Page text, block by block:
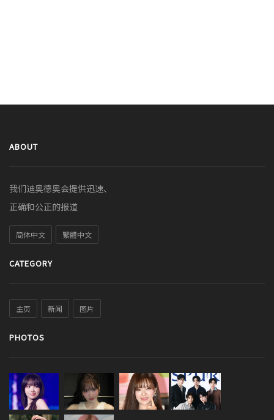
ABOUT
我们迪奥德奥会提供迅速、
正确和公正的报道
简体中文 繁體中文
CATEGORY
主页 新闻 图片
PHOTOS